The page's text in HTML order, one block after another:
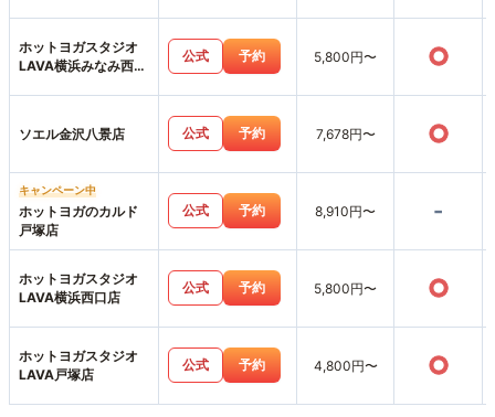
ホットヨガスタジオ
LAVA横浜みなみ西口
公式 予約 5,800円〜 ○
ソエル金沢八景店 公式 予約 7,678円〜 ○
キャンペーン中
ホットヨガのカルド
戸塚店
公式 予約 8,910円〜 -
ホットヨガスタジオ
LAVA横浜西口店
公式 予約 5,800円〜 ○
ホットヨガスタジオ
LAVA戸塚店
公式 予約 4,800円〜 ○